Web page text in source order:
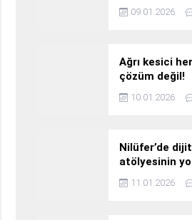
09.01.2026
Ağrı kesici
çözüm değil!
10.01.2026
Nilüfer’de
atölyesinin
konuşuldu
11.01.2026